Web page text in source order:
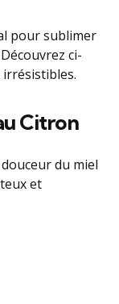
pour sublimer
ci-
irrésistibles.
Citron
du miel
et